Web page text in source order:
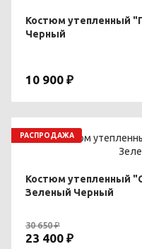
Костюм утепленный
Черный
10 900 ₽
РАСПРОДАЖА
Костюм утепленный
Зеленый Черный
30 650 ₽
23 400 ₽